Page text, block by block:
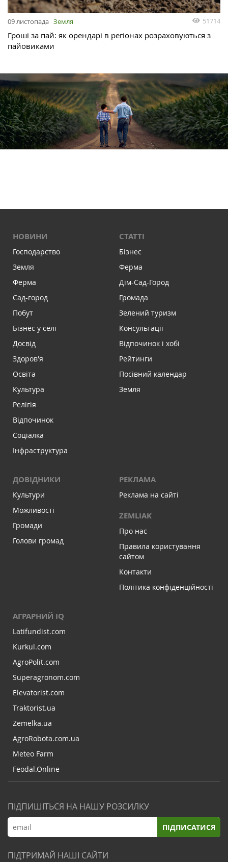
09 листопада Земля 51714
Гроші за пай: як орендарі в регіонах розраховуються з
пайовиками
НОВИНИ
Господарство
Земля
Ферма
Сад-город
Побут
Бізнес у селі
Досвід
Здоров'я
Освіта
Культура
Релігія
Відпочинок
Соціалка
Інфраструктура
СТАТТІ
Бізнес
Ферма
Дім-Сад-Город
Громада
Зелений туризм
Консультації
Відпочинок і хобі
Рейтинги
Посівний календар
Земля
ДОВІДНИКИ
Культури
Можливості
Громади
Голови громад
РЕКЛАМА
Реклама на сайті
ZEMLIAK
Про нас
Правила користування
сайтом
Контакти
Політика конфіденційності
АГРАРНИЙ IQ
Latifundist.com
Kurkul.com
AgroPolit.com
Superagronom.com
Elevatorist.com
Traktorist.ua
Zemelka.ua
AgroRobota.com.ua
Meteo Farm
Feodal.Online
ПІДПИШІТЬСЯ НА НАШУ РОЗСИЛКУ
ПІДПИСАТИСЯ
ПІДТРИМАЙ НАШІ САЙТИ